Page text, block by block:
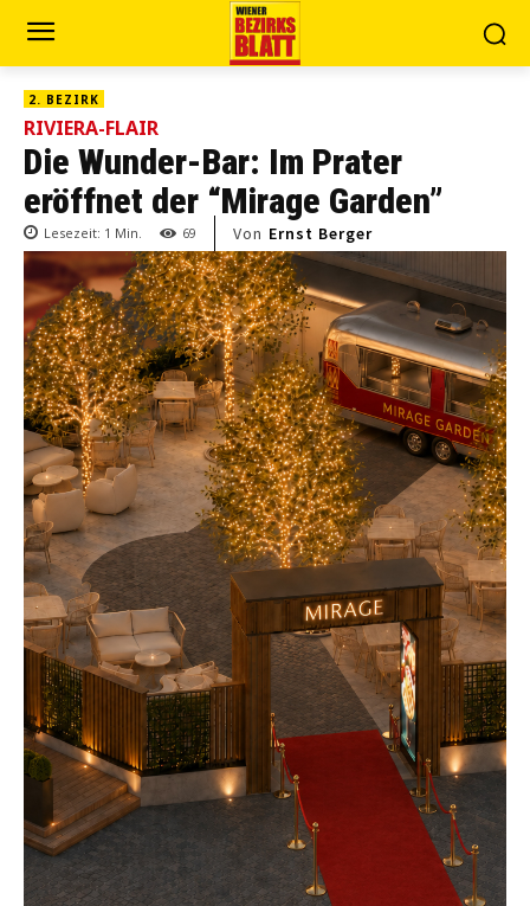
2. BEZIRK
RIVIERA-FLAIR
Die Wunder-Bar: Im Prater
eröffnet der “Mirage Garden”
Lesezeit: 1 Min. 69 Von Ernst Berger